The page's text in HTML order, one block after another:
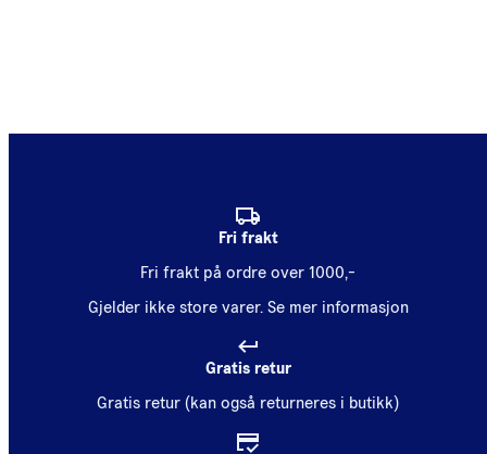
Fri frakt
Fri frakt på ordre over 1000,-
Gjelder ikke store varer. Se mer informasjon
Gratis retur
Gratis retur (kan også returneres i butikk)